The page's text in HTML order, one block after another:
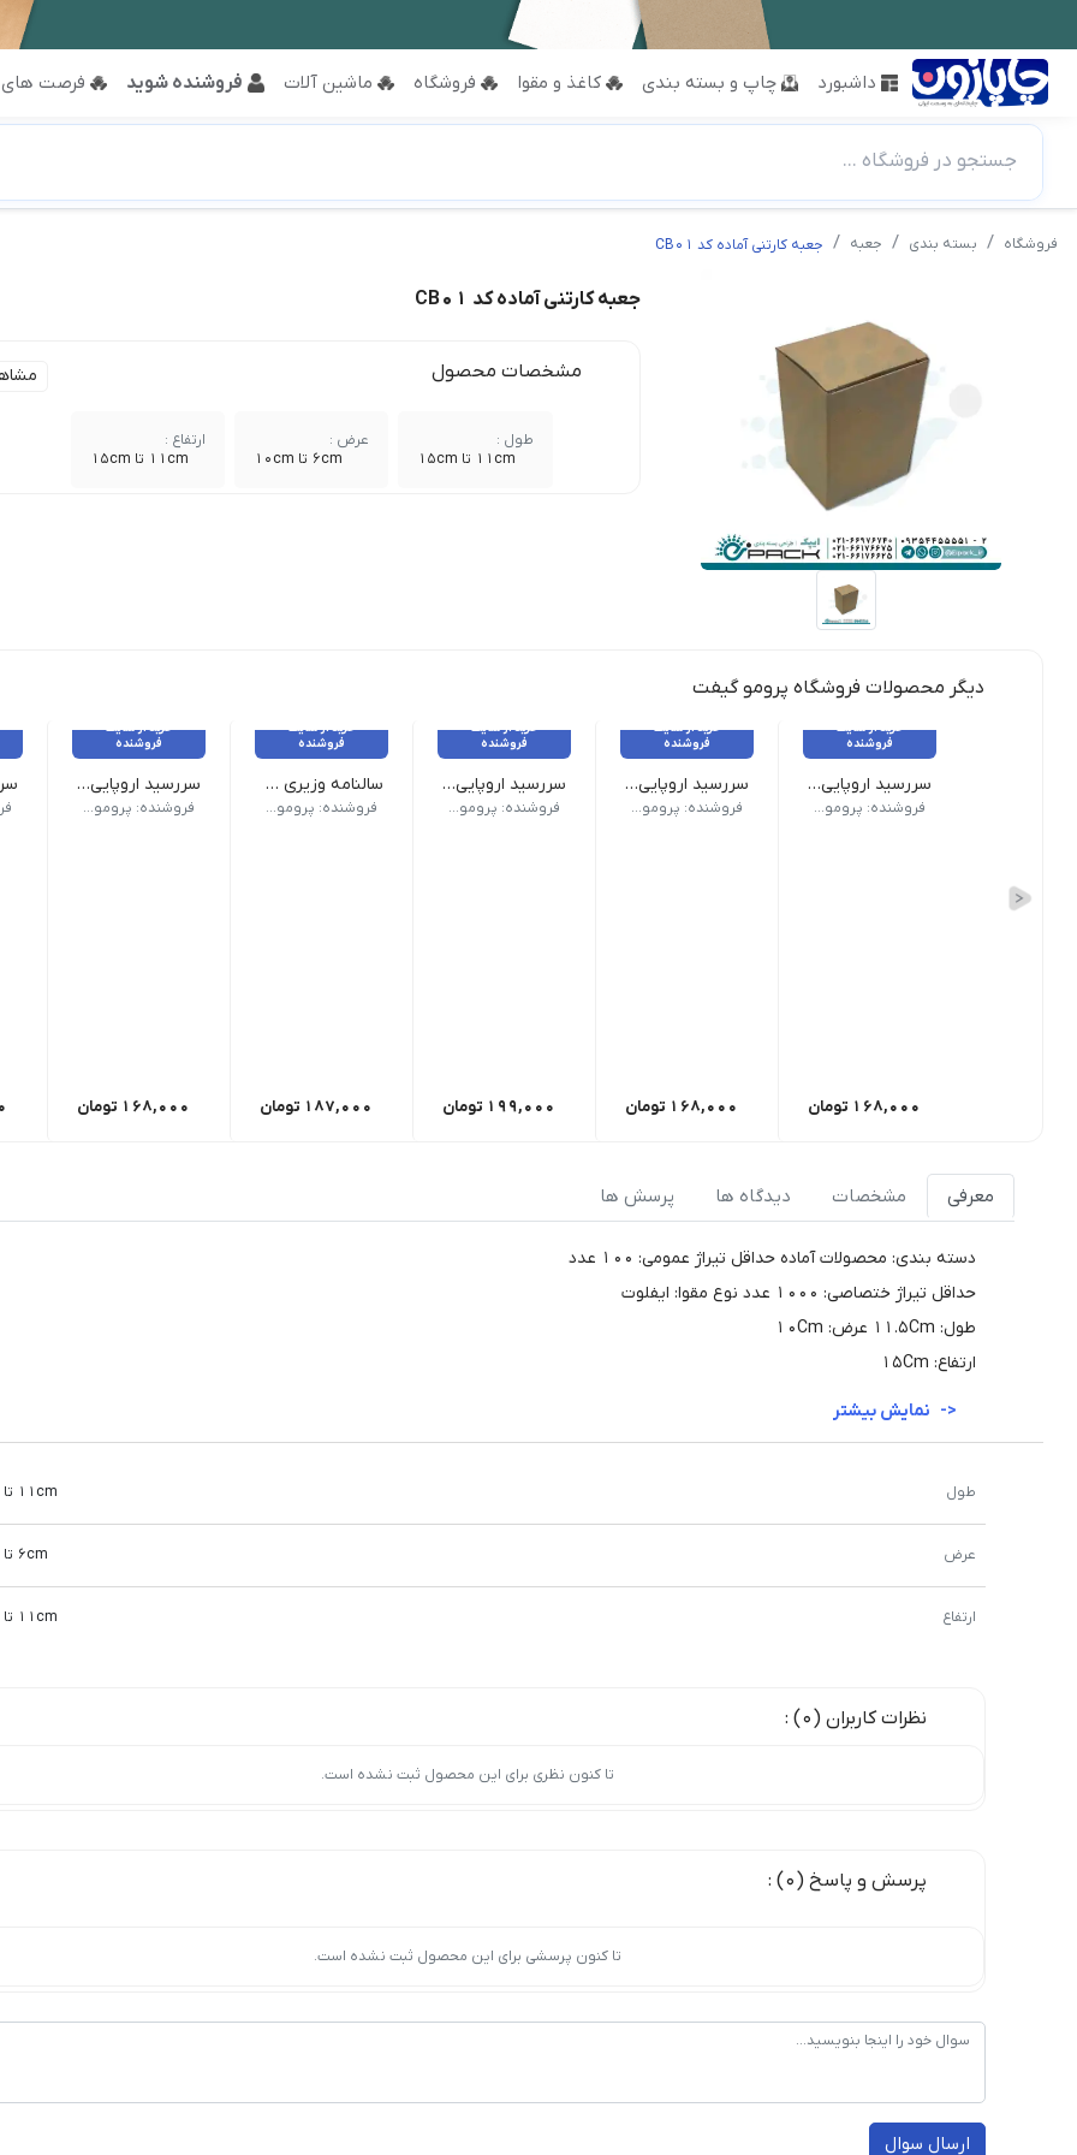
داشبورد چاپ و بسته بندی کاغذ و مقوا فروشگاه ماشین آلات فروشنده شوید فرصت
جستجو در فروشگاه ...
فروشگاه بسته بندی جعبه جعبه کارتنی آماده کد CB01
جعبه کارتنی آماده کد CB01
مشخصات محصول
طول :
11cm تا 15cm
عرض :
6cm تا 10cm
ارتفاع :
11cm تا 15cm
دیگر محصولات فروشگاه پرومو گیفت
خرید از سایت
فروشنده
سررسید اروپایی کد 309
نوع سررسید (سالنامه) اروپایی | ابعاد 13.5×22 | صفحات روزشمار (جمعه مشترک) | صفحات داخلی دو رنگ
فروشنده: پرومو گیفت
168,000 تومان
خرید از سایت
فروشنده
سررسید اروپایی کد 308
نوع سررسید (سالنامه) اروپایی | ابعاد 13.5×22 | صفحات روزشمار (جمعه مشترک) | صفحات داخلی دو رنگ
فروشنده: پرومو گیفت
168,000 تومان
خرید از سایت
فروشنده
سررسید اروپایی کد 306
نوع سررسید (سالنامه) اروپایی | ابعاد 13.5×22 | صفحات روزشمار (جمعه مشترک) | صفحات داخلی دو رنگ
فروشنده: پرومو گیفت
199,000 تومان
خرید از سایت
فروشنده
سالنامه وزیری کد 125
وع سررسید (سالنامه) وزیری | ابعاد 17×24 صفحات روزشمار (جمعه مشترک) | صفحات داخلی دو رنگ صحافی دوخت | جلد چرم دو تکه تنوع چاپ نقره کوب, حک لیزر, داغی, طلا کوب | رنگبندی طبق تصویر
فروشنده: پرومو گیفت
187,000 تومان
خرید از سایت
فروشنده
سررسید اروپایی کد 303
نوع سررسید (سالنامه) اروپایی | ابعاد 13.5×22 | صفحات روزشمار (جمعه
فروشنده: پرومو گیفت
168,000 تومان
نوع
معرفی مشخصات دیدگاه ها پرسش ها
دسته بندی: محصولات آماده حداقل تیراژ عمومی: 100 عدد
حداقل تیراژ ختصاصی: 1000 عدد نوع مقوا: ایفلوت
طول: 11.5Cm عرض: 10Cm
ارتفاع: 15Cm
طول 11cm تا 15cm
عرض 6cm تا 10cm
ارتفاع 11cm تا 15cm
نظرات کاربران (0) :
تا کنون نظری برای این محصول ثبت نشده است.
پرسش و پاسخ (0) :
تا کنون پرسشی برای این محصول ثبت نشده است.
ارسال سوال